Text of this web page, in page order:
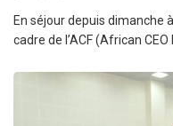
En séjour depuis dimanche
cadre de l’ACF (African